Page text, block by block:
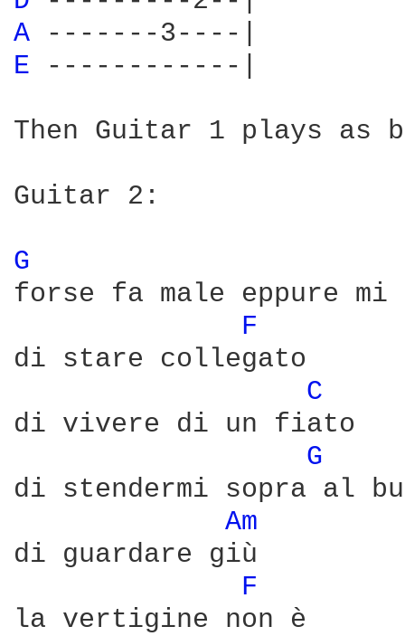
A
E
------------|
Then Guitar 1 plays as
Guitar 2:
G
forse fa male eppure mi
F
di stare collegato
C
di vivere di un fiato
G
di stendermi sopra al
Am
di guardare giù
F
la vertigine non è